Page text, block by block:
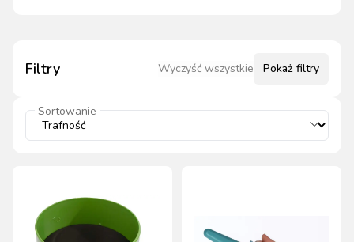
Filtry Wyczyść wszystkie Pokaż filtry
Sortowanie